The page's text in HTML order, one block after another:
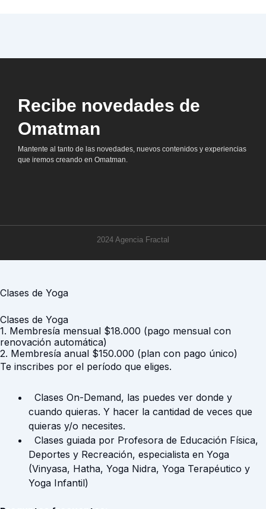
Recibe novedades de
Omatman
Mantente al tanto de las novedades, nuevos contenidos y experiencias
que iremos creando en Omatman.
2024 Agencia Fractal
Clases de Yoga
Clases de Yoga
1. Membresía mensual $18.000 (pago mensual con
renovación automática)
2. Membresía anual $150.000 (plan con pago único)
Te inscribes por el período que eliges.
Clases On-Demand, las puedes ver donde y
cuando quieras. Y hacer la cantidad de veces que
quieras y/o necesites.
Clases guiada por Profesora de Educación Física,
Deportes y Recreación, especialista en Yoga
(Vinyasa, Hatha, Yoga Nidra, Yoga Terapéutico y
Yoga Infantil)